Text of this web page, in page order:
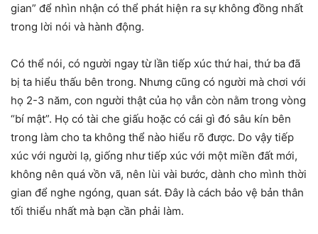
gian” để nhìn nhận có thể phát hiện ra sự không đồng nhất
trong lời nói và hành động.
Có thể nói, có người ngay từ lần tiếp xúc thứ hai, thứ ba đã
bị ta hiểu thấu bên trong. Nhưng cũng có người mà chơi với
họ 2-3 năm, con người thật của họ vẫn còn nằm trong vòng
“bí mật”. Họ có tài che giấu hoặc có cái gì đó sâu kín bên
trong làm cho ta không thể nào hiểu rõ được. Do vậy tiếp
xúc với người lạ, giống như tiếp xúc với một miền đất mới,
không nên quá vồn vã, nên lùi vài bước, dành cho mình thời
gian để nghe ngóng, quan sát. Đây là cách bảo vệ bản thân
tối thiểu nhất mà bạn cần phải làm.